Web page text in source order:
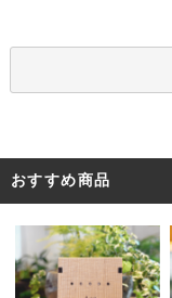
おすすめ商品